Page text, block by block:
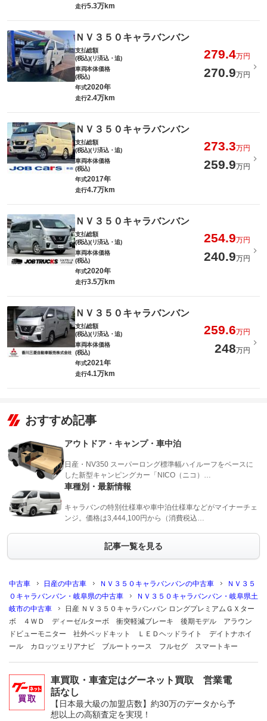
走行5.3万km
ＮＶ３５０キャラバンバン
支払総額
(税込)(リ済込・追)
279.4万円
車両本体価格
(税込)
270.9万円
年式2020年
走行2.4万km
ＮＶ３５０キャラバンバン
支払総額
(税込)(リ済込・追)
273.3万円
車両本体価格
(税込)
259.9万円
年式2017年
走行4.7万km
ＮＶ３５０キャラバンバン
支払総額
(税込)(リ済込・追)
254.9万円
車両本体価格
(税込)
240.9万円
年式2020年
走行3.5万km
ＮＶ３５０キャラバンバン
支払総額
(税込)(リ済込・追)
259.6万円
車両本体価格
(税込)
248万円
年式2021年
走行4.1万km
おすすめ記事
アウトドア・キャンプ・車中泊
日産・NV350 スーパーロング標準幅ハイルーフをベースに
した新型キャンピングカー「NICO（ニコ）…
車種別・最新情報
キャラバンの特別仕様車や車中泊仕様車などがマイナーチェ
ンジ。価格は3,444,100円から（消費税込…
記事一覧を見る
中古車 日産の中古車 ＮＶ３５０キャラバンバンの中古車
ＮＶ３５
０キャラバンバン・岐阜県の中古車
ＮＶ３５０キャラバンバン・岐阜県土
岐市の中古車
日産 ＮＶ３５０キャラバンバン ロングプレミアムＧＸター
ボ ４ＷＤ ディーゼルターボ 衝突軽減ブレーキ 後期モデル アラウン
ドビューモニター 社外ベッドキット ＬＥＤヘッドライト デイトナホイ
ール カロッツェリアナビ ブルートゥース フルセグ スマートキー
車買取・車査定はグーネット買取 営業電
話なし
【日本最大級の加盟店数】約30万のデータから予
想以上の高額査定を実現！